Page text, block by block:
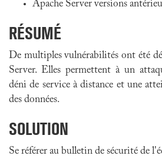
Apache Server versions
RÉSUMÉ
De multiples vulnérabilités ont été
Server. Elles permettent à un
déni de service à distance et une
des données.
SOLUTION
Se référer au bulletin de sécurité de